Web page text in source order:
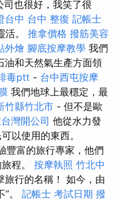
司也很好，我笑了很
台中 台中 整復 記帳士
活。 推拿價格 撥筋美容
外燴 腳底按摩教學 我們
油和天然氣生產方面領
毒ptt - 台中西屯按摩
我們地球上最穩定，最
竹縣竹北市 - 但不是歐
灣開公司 他從水力發
以使用的東西。
豐富的旅行專家，他們
程。 按摩執照 竹北中
旅行的名稱！ 如今，由
。 記帳士 考試日期 撥